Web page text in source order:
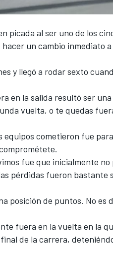
picada al ser uno de los
un cambio inmediato
y llegó a rodar sexto
en la salida resultó ser
vuelta, o te quedas
cometieron fue
fue que inicialmente
pérdidas fueron bastante
posición de puntos. No
fuera en la vuelta en la
de la carrera,